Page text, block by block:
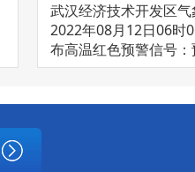
武汉经济技术开发区气
2022年08月12日06时
布高温红色预警信号：